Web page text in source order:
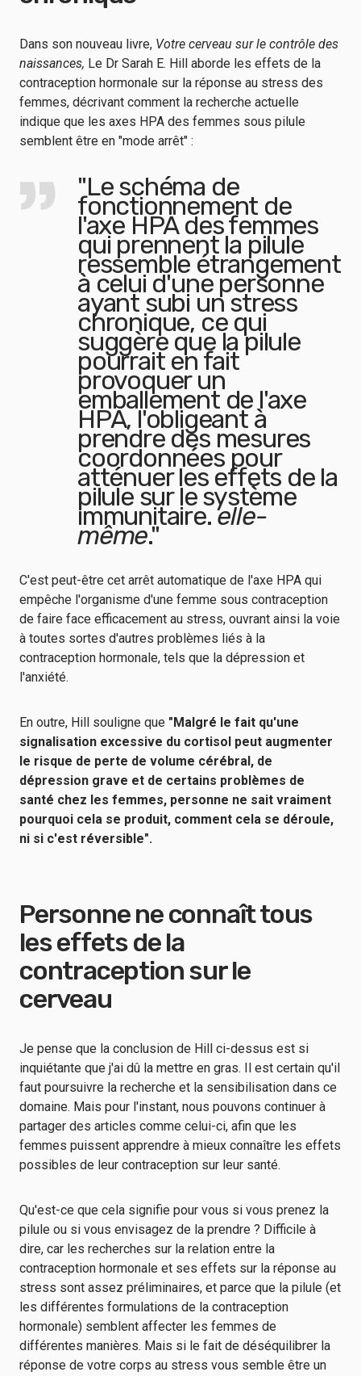
Dans son nouveau livre, Votre cerveau sur le contrôle des
naissances, Le Dr Sarah E. Hill aborde les effets de la
contraception hormonale sur la réponse au stress des
femmes, décrivant comment la recherche actuelle
indique que les axes HPA des femmes sous pilule
semblent être en "mode arrêt" :
"Le schéma de
fonctionnement de
l'axe HPA des femmes
qui prennent la pilule
ressemble étrangement
à celui d'une personne
ayant subi un stress
chronique, ce qui
suggère que la pilule
pourrait en fait
provoquer un
emballement de l'axe
HPA, l'obligeant à
prendre des mesures
coordonnées pour
atténuer les effets de la
pilule sur le système
immunitaire.elle-
même."
C'est peut-être cet arrêt automatique de l'axe HPA qui
empêche l'organisme d'une femme sous contraception
de faire face efficacement au stress, ouvrant ainsi la voie
à toutes sortes d'autres problèmes liés à la
contraception hormonale, tels que la dépression et
l'anxiété.
En outre, Hill souligne que "Malgré le fait qu'une
signalisation excessive du cortisol peut augmenter
le risque de perte de volume cérébral, de
dépression grave et de certains problèmes de
santé chez les femmes, personne ne sait vraiment
pourquoi cela se produit, comment cela se déroule,
ni si c'est réversible".
Personne ne connaît tous
les effets de la
contraception sur le
cerveau
Je pense que la conclusion de Hill ci-dessus est si
inquiétante que j'ai dû la mettre en gras. Il est certain qu'il
faut poursuivre la recherche et la sensibilisation dans ce
domaine. Mais pour l'instant, nous pouvons continuer à
partager des articles comme celui-ci, afin que les
femmes puissent apprendre à mieux connaître les effets
possibles de leur contraception sur leur santé.
Qu'est-ce que cela signifie pour vous si vous prenez la
pilule ou si vous envisagez de la prendre ? Difficile à
dire, car les recherches sur la relation entre la
contraception hormonale et ses effets sur la réponse au
stress sont assez préliminaires, et parce que la pilule (et
les différentes formulations de la contraception
hormonale) semblent affecter les femmes de
différentes manières. Mais si le fait de déséquilibrer la
réponse de votre corps au stress vous semble être un